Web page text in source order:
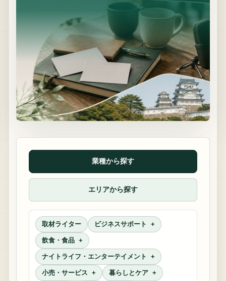
業種から探す
エリアから探す
取材ライター ビジネスサポート
飲食・食品
ナイトライフ・エンターテイメント
小売・サービス 暮らしとケア